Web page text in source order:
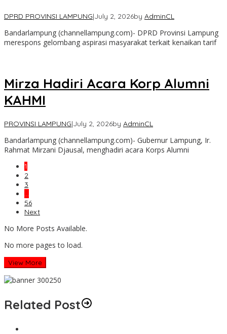
DPRD PROVINSI LAMPUNG|July 2, 2026by AdminCL
Bandarlampung (channellampung.com)- DPRD Provinsi Lampung
merespons gelombang aspirasi masyarakat terkait kenaikan tarif
Mirza Hadiri Acara Korp Alumni
KAHMI
PROVINSI LAMPUNG|July 2, 2026by AdminCL
Bandarlampung (channellampung.com)- Gubernur Lampung, Ir.
Rahmat Mirzani Djausal, menghadiri acara Korps Alumni
1
2
3
…
56
Next
No More Posts Available.
No more pages to load.
View More
Related Post